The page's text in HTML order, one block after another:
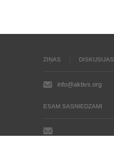
ZIŅAS DISKUSIJAS
info@aktivs.org
ESAM SASNIEDZAMI